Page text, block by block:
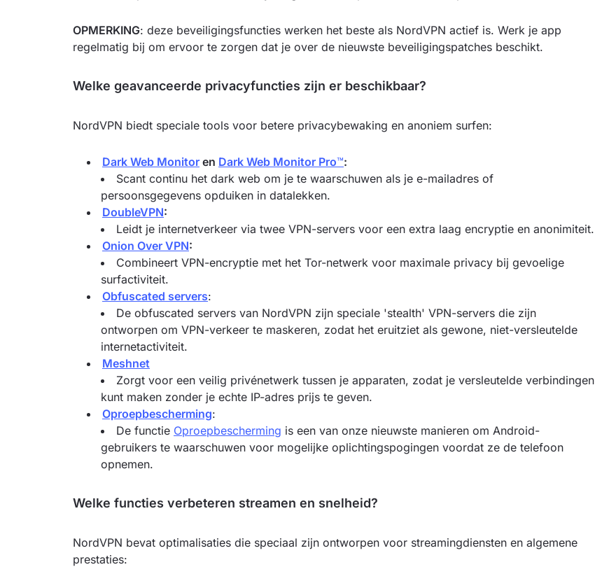
OPMERKING: deze beveiligingsfuncties werken het beste als NordVPN actief is. Werk je app
regelmatig bij om ervoor te zorgen dat je over de nieuwste beveiligingspatches beschikt.
Welke geavanceerde privacyfuncties zijn er beschikbaar?
NordVPN biedt speciale tools voor betere privacybewaking en anoniem surfen:
Dark Web Monitor en Dark Web Monitor Pro™:
Scant continu het dark web om je te waarschuwen als je e-mailadres of
persoonsgegevens opduiken in datalekken.
DoubleVPN:
Leidt je internetverkeer via twee VPN-servers voor een extra laag encryptie en anonimiteit.
Onion Over VPN:
Combineert VPN-encryptie met het Tor-netwerk voor maximale privacy bij gevoelige
surfactiviteit.
Obfuscated servers:
De obfuscated servers van NordVPN zijn speciale 'stealth' VPN-servers die zijn
ontworpen om VPN-verkeer te maskeren, zodat het eruitziet als gewone, niet-versleutelde
internetactiviteit.
Meshnet
Zorgt voor een veilig privénetwerk tussen je apparaten, zodat je versleutelde verbindingen
kunt maken zonder je echte IP-adres prijs te geven.
Oproepbescherming:
De functie Oproepbescherming is een van onze nieuwste manieren om Android-
gebruikers te waarschuwen voor mogelijke oplichtingspogingen voordat ze de telefoon
opnemen.
Welke functies verbeteren streamen en snelheid?
NordVPN bevat optimalisaties die speciaal zijn ontworpen voor streamingdiensten en algemene
prestaties: